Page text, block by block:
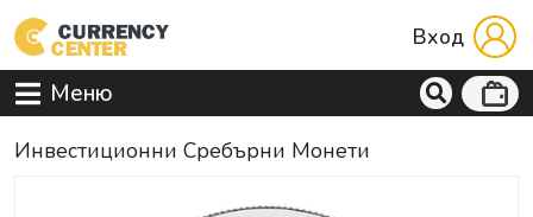
Вход
Меню
Инвестиционни Сребърни Монети